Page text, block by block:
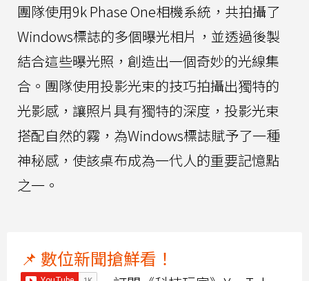
團隊使用9k Phase One相機系統，共拍攝了
Windows標誌的多個曝光相片，並透過後製
結合這些曝光照，創造出一個奇妙的光線集
合。團隊使用投影光束的技巧拍攝出獨特的
光影感，讓照片具有獨特的深度，投影光束
搭配自然的霧，為Windows標誌賦予了一種
神秘感，使該桌布成為一代人的重要記憶點
之一。
📌 數位新聞搶鮮看！